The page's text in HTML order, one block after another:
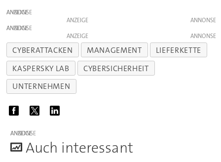
ANZEIGE
ANZEIGE
ANZEIGE
ANZEIGE
CYBERATTACKEN MANAGEMENT
LIEFERKETTE
KASPERSKY LAB
CYBERSICHERHEIT
UNTERNEHMEN
ANZEIGE
Auch interessant